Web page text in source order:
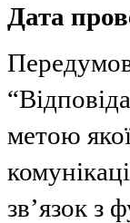
Дата
метою
зв’язок з